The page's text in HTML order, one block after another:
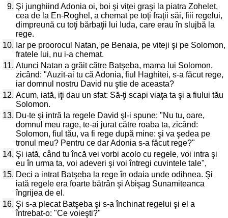
9. Şi junghiind Adonia oi, boi şi viţei graşi la piatra Zohelet,
cea de la En-Roghel, a chemat pe toţi fraţii săi, fiii regelui,
dimpreună cu toţi bărbaţii lui Iuda, care erau în slujbă la
rege.
10. Iar pe proorocul Natan, pe Benaia, pe viteji şi pe Solomon,
fratele lui, nu i-a chemat.
11. Atunci Natan a grăit către Batşeba, mama lui Solomon,
zicând: "Auzit-ai tu că Adonia, fiul Haghitei, s-a făcut rege,
iar domnul nostru David nu ştie de aceasta?
12. Acum, iată, iţi dau un sfat: Să-ţi scapi viaţa ta şi a fiului tău
Solomon.
13. Du-te şi intră la regele David şl-i spune: "Nu tu, oare,
domnul meu rage, te-ai jurat către roaba ta, zicând:
Solomon, fiul tău, va fi rege după mine: şi va şedea pe
tronul meu? Pentru ce dar Adonia s-a făcut rege?"
14. Şi iată, când tu încă vei vorbi acolo cu regele, voi intra şi
eu în urma ta, voi adeveri şi voi întregi cuvintele tale",
15. Deci a intrat Batşeba la rege în odaia unde odihnea. Şi
iată regele era foarte bătrân şi Abişag Sunamiteanca
îngrijea de el.
16. Şi s-a plecat Batşeba şi s-a închinat regelui şi el a
întrebat-o: "Ce voieşti?"